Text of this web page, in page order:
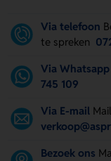
Via telefoon
te spreken
Via Whatsapp
745 109
Via E-mail
Bezoek ons